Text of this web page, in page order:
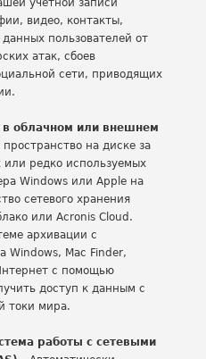
учетной записи
видео, контакты,
пользователей от
атак, сбоев
сети, приводящих
облачном или внешнем
на диске за
редко используемых
Windows или Apple на
сетевого хранения
или Acronis Cloud.
архивации с
Windows, Mac Finder,
с помощью
доступ к данным с
токи мира.
работы с сетевыми